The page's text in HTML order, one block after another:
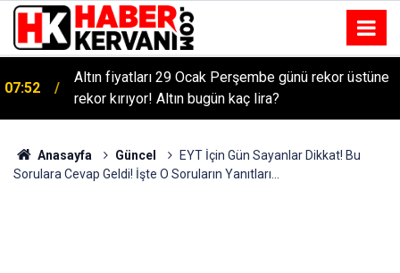
07:52
Altın fiyatları 29 Ocak Perşembe günü rekor üstüne
rekor kırıyor! Altın bugün kaç lira?
Anasayfa Güncel
EYT İçin Gün Sayanlar Dikkat! Bu
Sorulara Cevap Geldi! İşte O Soruların Yanıtları...